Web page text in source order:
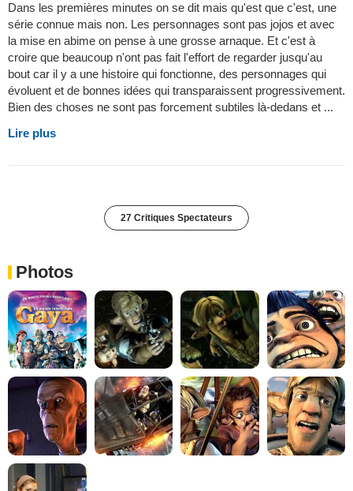
Dans les premières minutes on se dit mais qu'est que c'est, une
série connue mais non. Les personnages sont pas jojos et avec
la mise en abime on pense à une grosse arnaque. Et c'est à
croire que beaucoup n'ont pas fait l'effort de regarder jusqu'au
bout car il y a une histoire qui fonctionne, des personnages qui
évoluent et de bonnes idées qui transparaissent progressivement.
Bien des choses ne sont pas forcement subtiles là-dedans et ...
Lire plus
27 Critiques Spectateurs
Photos